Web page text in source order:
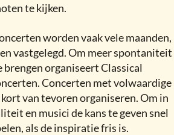
te kijken.
worden vaak vele maanden,
vastgelegd. Om meer spontaniteit
organiseert Classical
Concerten met volwaardige
kort van tevoren organiseren. Om in
en musici de kans te geven snel
als de inspiratie fris is.